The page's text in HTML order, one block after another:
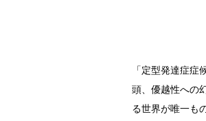
「定型発達症
頭、優越性への
る世界が唯一も